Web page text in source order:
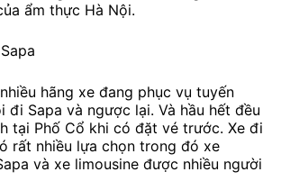
ẩm thực Hà Nội.
hãng xe đang phục vụ tuyến
đi Sapa và ngược lại. Và hầu hết đều
tại Phố Cổ khi có đặt vé trước. Xe đi
rất nhiều lựa chọn trong đó xe
và xe limousine được nhiều người